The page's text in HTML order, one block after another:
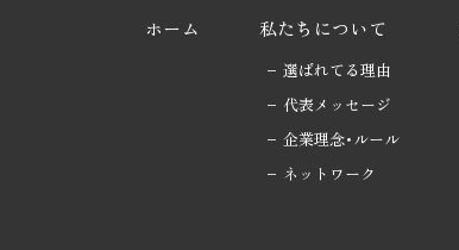
ホーム 私たちについて
選ばれてる理由
代表メッセージ
企業理念･ルール
ネットワーク